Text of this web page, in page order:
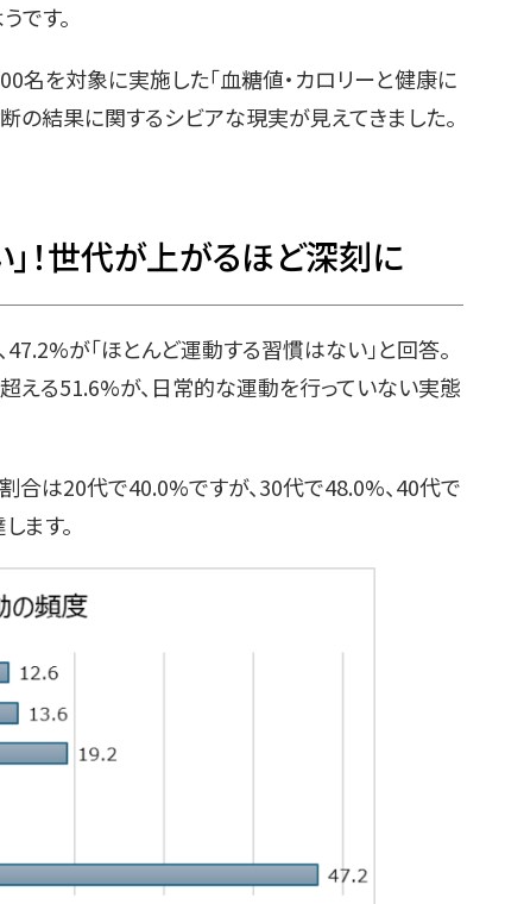
です。
を対象に実施した「血糖値・カロリーと健康に
の結果に関するシビアな現実が見えてきました。
！世代が上がるほど深刻に
が「ほとんど運動する習慣はない」と回答。
える51.6%が、日常的な運動を行っていない実態
合は20代で40.0%ですが、30代で48.0%、40代で
ます。